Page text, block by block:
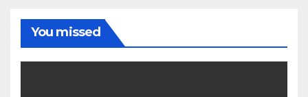
You missed